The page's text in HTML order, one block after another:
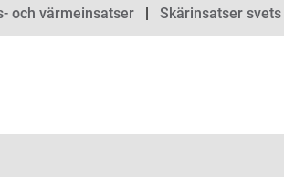
och värmeinsatser Skärinsatser svets